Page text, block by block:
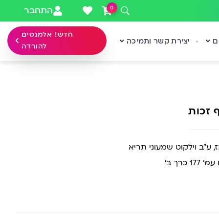
0 התחבר
יצירת קשר ותמיכה
חדש! אלמנטים
להורדה
זכות
ע”ב וילקוט שמעוני תריא
ב’